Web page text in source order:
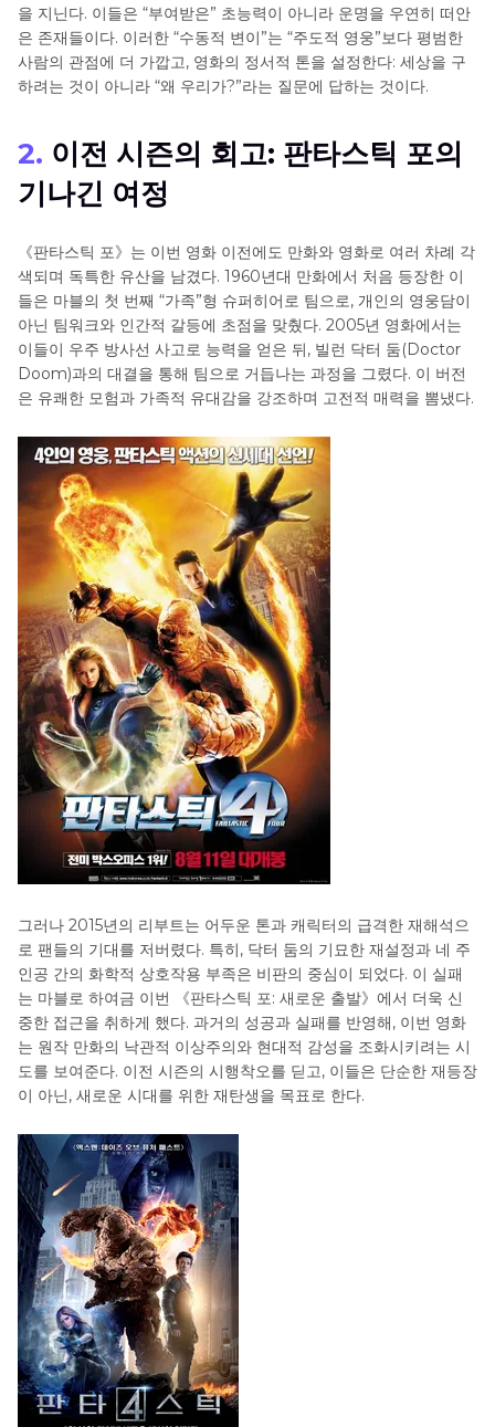
을 지닌다. 이들은 “부여받은” 초능력이 아니라 운명을 우연히 떠안
은 존재들이다. 이러한 “수동적 변이”는 “주도적 영웅”보다 평범한
사람의 관점에 더 가깝고, 영화의 정서적 톤을 설정한다: 세상을 구
하려는 것이 아니라 “왜 우리가?”라는 질문에 답하는 것이다.
2. 이전 시즌의 회고: 판타스틱 포의
기나긴 여정
《판타스틱 포》는 이번 영화 이전에도 만화와 영화로 여러 차례 각
색되며 독특한 유산을 남겼다. 1960년대 만화에서 처음 등장한 이
들은 마블의 첫 번째 “가족”형 슈퍼히어로 팀으로, 개인의 영웅담이
아닌 팀워크와 인간적 갈등에 초점을 맞췄다. 2005년 영화에서는
이들이 우주 방사선 사고로 능력을 얻은 뒤, 빌런 닥터 둠(Doctor
Doom)과의 대결을 통해 팀으로 거듭나는 과정을 그렸다. 이 버전
은 유쾌한 모험과 가족적 유대감을 강조하며 고전적 매력을 뽐냈다.
그러나 2015년의 리부트는 어두운 톤과 캐릭터의 급격한 재해석으
로 팬들의 기대를 저버렸다. 특히, 닥터 둠의 기묘한 재설정과 네 주
인공 간의 화학적 상호작용 부족은 비판의 중심이 되었다. 이 실패
는 마블로 하여금 이번 《판타스틱 포: 새로운 출발》에서 더욱 신
중한 접근을 취하게 했다. 과거의 성공과 실패를 반영해, 이번 영화
는 원작 만화의 낙관적 이상주의와 현대적 감성을 조화시키려는 시
도를 보여준다. 이전 시즌의 시행착오를 딛고, 이들은 단순한 재등장
이 아닌, 새로운 시대를 위한 재탄생을 목표로 한다.